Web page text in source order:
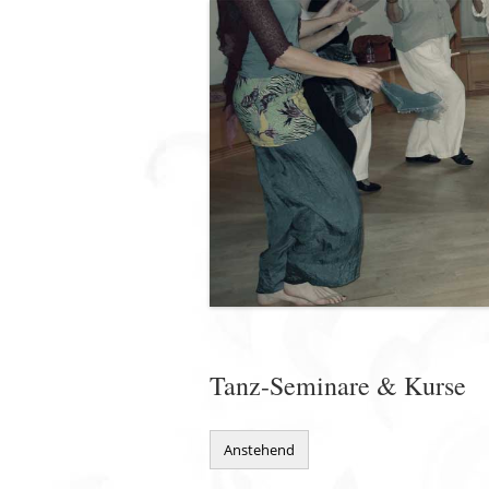
Tanz-Seminare & Kurse
Anstehend